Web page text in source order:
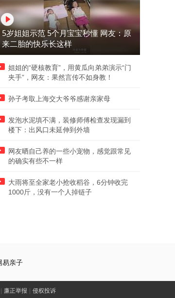
5岁姐姐示范 5个月宝宝秒懂 网友：原
来二胎的快乐长这样
姐姐的“硬核教育”，用黄瓜向弟弟演示“门
夹手”，网友：果然言传不如身教！
孙子考取上海交大爷爷感谢亲家母
发泡水泥填不满，装修师傅检查发现漏到
楼下：出风口未延伸到外墙
网友晒自己养的一些小宠物，感觉跟常见
的确实有些不一样
大雨将至全家老小抢收稻谷，6分钟收完
1000斤，没有一个人掉链子
易亲子
廉正举报 侵权投诉